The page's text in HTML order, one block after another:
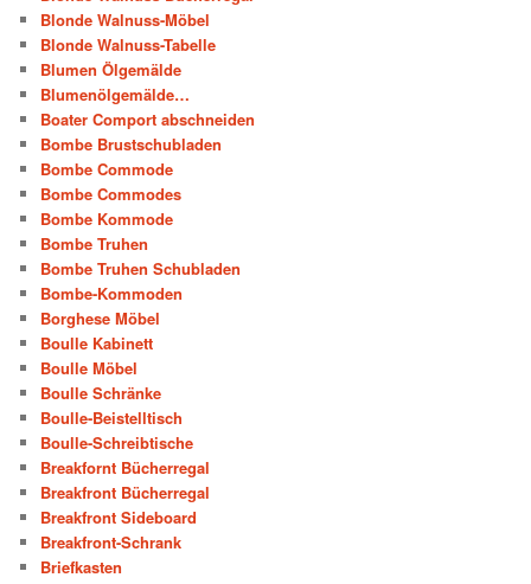
Blonde Walnuss-Möbel
Blonde Walnuss-Tabelle
Blumen Ölgemälde
Blumenölgemälde…
Boater Comport abschneiden
Bombe Brustschubladen
Bombe Commode
Bombe Commodes
Bombe Kommode
Bombe Truhen
Bombe Truhen Schubladen
Bombe-Kommoden
Borghese Möbel
Boulle Kabinett
Boulle Möbel
Boulle Schränke
Boulle-Beistelltisch
Boulle-Schreibtische
Breakfornt Bücherregal
Breakfront Bücherregal
Breakfront Sideboard
Breakfront-Schrank
Briefkasten